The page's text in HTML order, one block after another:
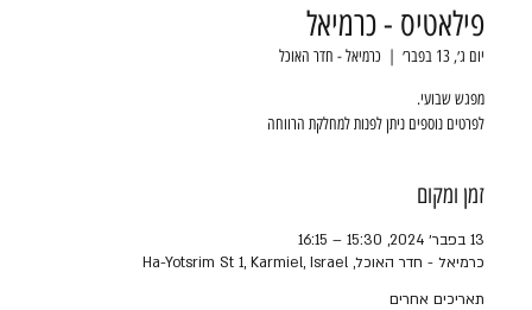
פילאטיס - כרמיאל
יום ג׳, 13 בפבר׳
  |
כרמיאל - חדר האוכל
לפרטים נוספים ניתן לפנות למחלקת הרווחה
זמן ומקום
13 בפבר׳ 2024, 15:30 – 16:15
כרמיאל - חדר האוכל, Ha-Yotsrim St 1, Karmiel, Israel
תאריכים אחרים